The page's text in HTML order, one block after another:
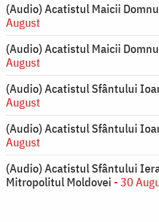
(Audio) Acatistul Maicii
August
(Audio) Acatistul Maicii
August
(Audio) Acatistul Sfântului
August
(Audio) Acatistul Sfântului
August
(Audio) Acatistul Sfântului
Mitropolitul Moldovei - 30